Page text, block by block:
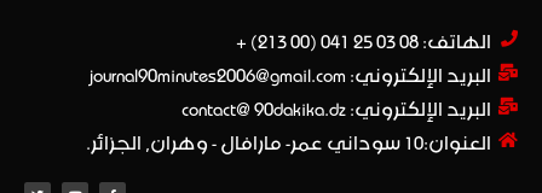
الهاتف: 08 03 25 041 (00 213) +​
البريد الإلكتروني: journal90minutes2006@gmail.com
البريد الإلكتروني: contact@ 90dakika.dz
العنوان:10 سوداني عمر- مارافال - وهران, الجزائر.